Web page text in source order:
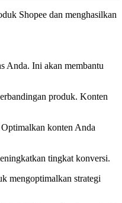
Shopee dan menghasilkan
Anda. Ini akan membantu
produk. Konten
konten Anda
tingkat konversi.
mengoptimalkan strategi